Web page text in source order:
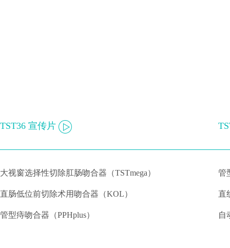
TST36 宣传片
大视窗选择性切除肛肠吻合器（TSTmega） 管
直肠低位前切除术用吻合器（KOL） 直
管型痔吻合器（PPHplus） 自